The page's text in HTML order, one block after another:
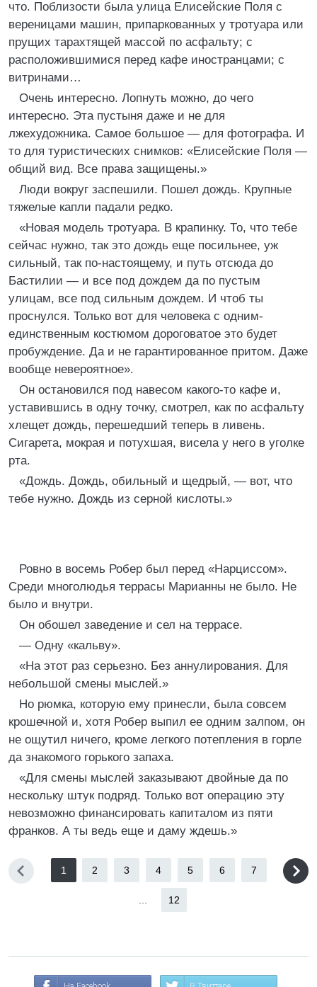
что. Поблизости была улица Елисейские Поля с
вереницами машин, припаркованных у тротуара или
прущих тарахтящей массой по асфальту; с
расположившимися перед кафе иностранцами; с
витринами…
Очень интересно. Лопнуть можно, до чего
интересно. Эта пустыня даже и не для
лжехудожника. Самое большое — для фотографа. И
то для туристических снимков: «Елисейские Поля —
общий вид. Все права защищены.»
Люди вокруг заспешили. Пошел дождь. Крупные
тяжелые капли падали редко.
«Новая модель тротуара. В крапинку. То, что тебе
сейчас нужно, так это дождь еще посильнее, уж
сильный, так по-настоящему, и путь отсюда до
Бастилии — и все под дождем да по пустым
улицам, все под сильным дождем. И чтоб ты
проснулся. Только вот для человека с одним-
единственным костюмом дороговатое это будет
пробуждение. Да и не гарантированное притом. Даже
вообще невероятное».
Он остановился под навесом какого-то кафе и,
уставившись в одну точку, смотрел, как по асфальту
хлещет дождь, перешедший теперь в ливень.
Сигарета, мокрая и потухшая, висела у него в уголке
рта.
«Дождь. Дождь, обильный и щедрый, — вот, что
тебе нужно. Дождь из серной кислоты.»
Ровно в восемь Робер был перед «Нарциссом».
Среди многолюдья террасы Марианны не было. Не
было и внутри.
Он обошел заведение и сел на террасе.
— Одну «кальву».
«На этот раз серьезно. Без аннулирования. Для
небольшой смены мыслей.»
Но рюмка, которую ему принесли, была совсем
крошечной и, хотя Робер выпил ее одним залпом, он
не ощутил ничего, кроме легкого потепления в горле
да знакомого горького запаха.
«Для смены мыслей заказывают двойные да по
нескольку штук подряд. Только вот операцию эту
невозможно финансировать капиталом из пяти
франков. А ты ведь еще и даму ждешь.»
1 2 3 4 5 6 7
12